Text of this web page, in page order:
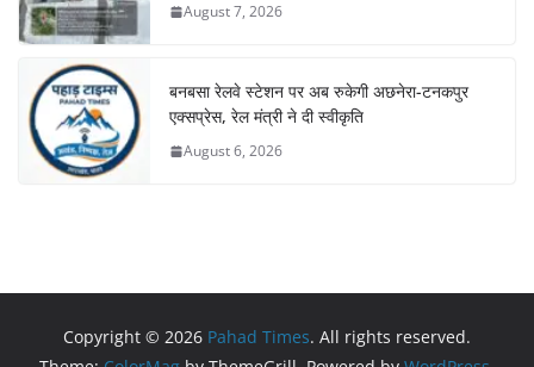
August 7, 2026
बनबसा रेलवे स्टेशन पर अब रुकेगी अछनेरा-टनकपुर
एक्सप्रेस, रेल मंत्री ने दी स्वीकृति
August 6, 2026
Copyright © 2026 Pahad Times. All rights reserved.